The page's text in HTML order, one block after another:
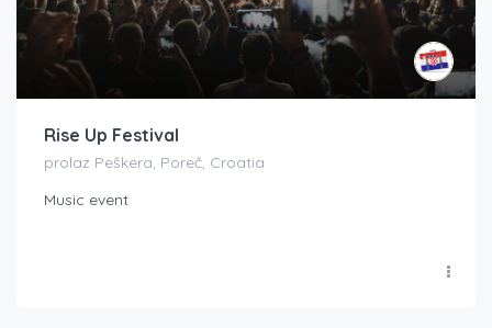
Rise Up Festival
prolaz Peškera, Poreč, Croatia
Music event